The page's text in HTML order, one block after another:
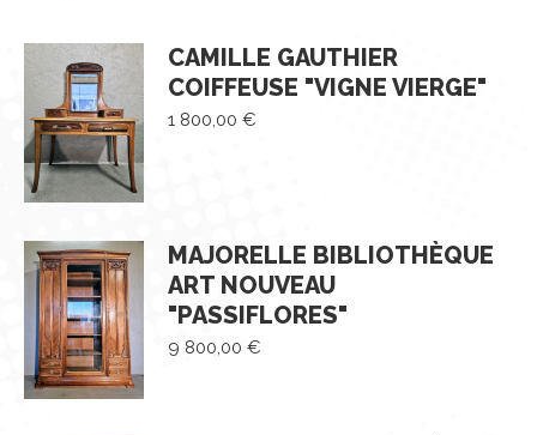
CAMILLE GAUTHIER
COIFFEUSE "VIGNE VIERGE"
1 800,00 €
MAJORELLE BIBLIOTHÈQUE
ART NOUVEAU
"PASSIFLORES"
9 800,00 €